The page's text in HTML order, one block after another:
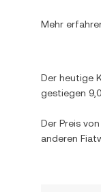
Mehr
Der heutige
gestiegen
Der Preis von
anderen